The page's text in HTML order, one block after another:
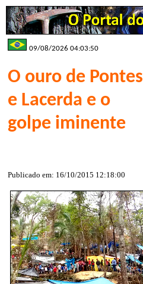
09/08/2026 04:03:50
O ouro de Pontes
e Lacerda e o
golpe iminente
Publicado em: 16/10/2015 12:18:00